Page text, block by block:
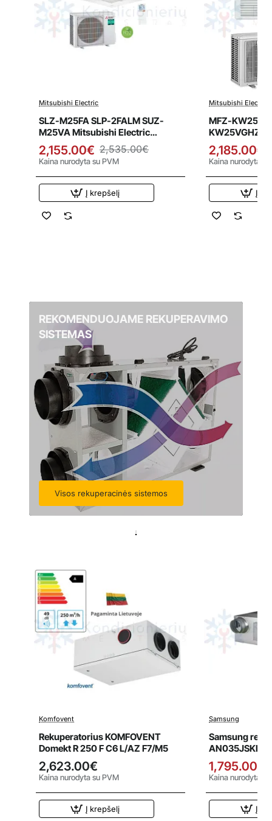
Išpardavimas
Mitsubishi Electric
SLZ-M25FA SLP-2FALM SUZ-
M25VA Mitsubishi Electric
2.6/3.2 kW kasetinis oro
kondicionierius - šilumos siurblys
2,155.00€ 2,535.00€
Kaina nurodyta su PVM
Į krepšelį
Mitsubishi Electric
MFZ-
KW25VGHZ
2.5/3.4 kW
siurblys
2,185.00€
Kaina nurodyta
Į
REKOMENDUOJAME REKUPERAVIMO
SISTEMAS
Visos rekuperacinės sistemos
Komfovent
Rekuperatorius KOMFOVENT
Domekt R 250 F C6 L/AZ F7/M5
2,623.00€
Kaina nurodyta su PVM
Į krepšelį
Samsung
Samsung
priešsroviniu
valdikliu
1,795.00€
Kaina nurodyta
Į